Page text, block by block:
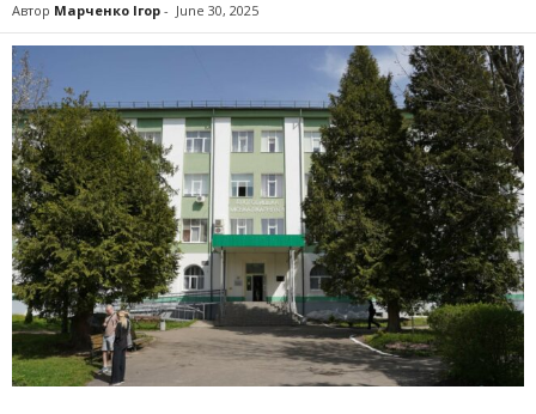
Автор Марченко Ігор - June 30, 2025